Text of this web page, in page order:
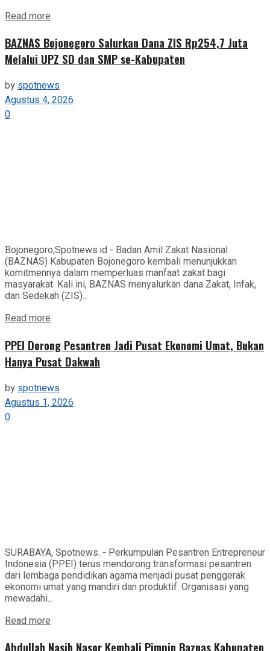
Read more
BAZNAS Bojonegoro Salurkan Dana ZIS Rp254,7 Juta
Melalui UPZ SD dan SMP se-Kabupaten
byspotnews
Agustus 4, 2026
0
Bojonegoro,Spotnews.id - Badan Amil Zakat Nasional
(BAZNAS) Kabupaten Bojonegoro kembali menunjukkan
komitmennya dalam memperluas manfaat zakat bagi
masyarakat. Kali ini, BAZNAS menyalurkan dana Zakat, Infak,
dan Sedekah (ZIS)...
Read more
PPEI Dorong Pesantren Jadi Pusat Ekonomi Umat, Bukan
Hanya Pusat Dakwah
by spotnews
Agustus 1, 2026
0
SURABAYA, Spotnews. - Perkumpulan Pesantren Entrepreneur
Indonesia (PPEI) terus mendorong transformasi pesantren
dari lembaga pendidikan agama menjadi pusat penggerak
ekonomi umat yang mandiri dan produktif. Organisasi yang
mewadahi...
Read more
Abdullah Nasih Nasor Kembali Pimpin Baznas Kabupaten